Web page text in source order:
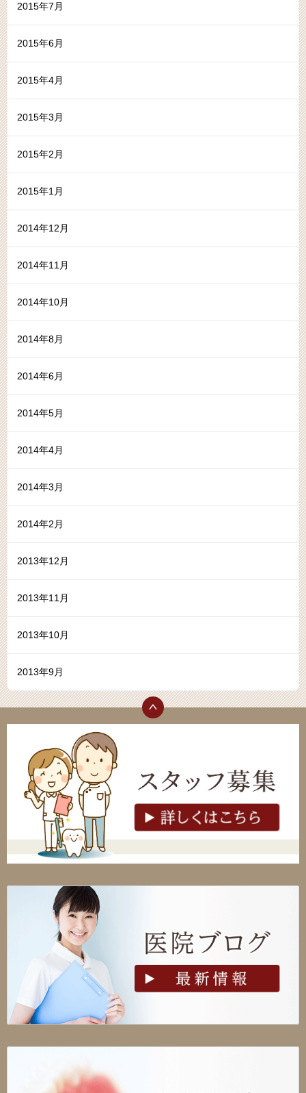
2015年7月
2015年6月
2015年4月
2015年3月
2015年2月
2015年1月
2014年12月
2014年11月
2014年10月
2014年8月
2014年6月
2014年5月
2014年4月
2014年3月
2014年2月
2013年12月
2013年11月
2013年10月
2013年9月